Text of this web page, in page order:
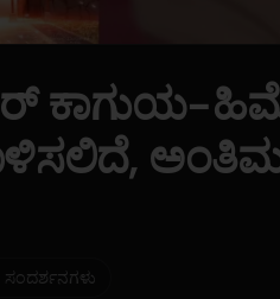
ಕಾಗುಯ-
ಸಂದರ್ಶನಗಳು